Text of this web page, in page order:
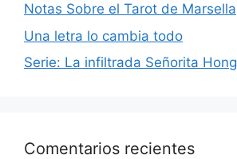
Notas Sobre el Tarot de Marsella
Una letra lo cambia todo
Serie: La infiltrada Señorita Hong
Comentarios recientes